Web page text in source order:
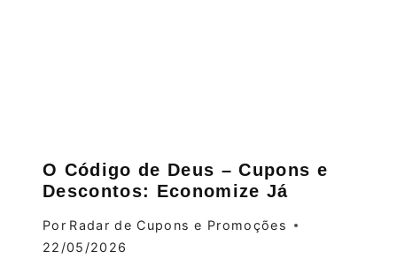
O Código de Deus – Cupons e
Descontos: Economize Já
Por Radar de Cupons e Promoções
22/05/2026